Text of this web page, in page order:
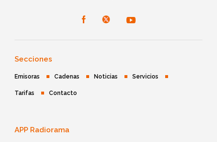
Secciones
Emisoras Cadenas Noticias Servicios
Tarifas Contacto
APP Radiorama